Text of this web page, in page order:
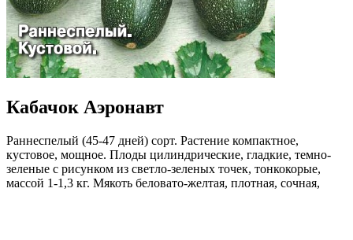
Кабачок Аэронавт
Раннеспелый (45-47 дней) сорт. Растение компактное,
кустовое, мощное. Плоды цилиндрические, гладкие, темно-
зеленые с рисунком из светло-зеленых точек, тонкокорые,
массой 1-1,3 кг. Мякоть беловато-желтая, плотная, сочная,